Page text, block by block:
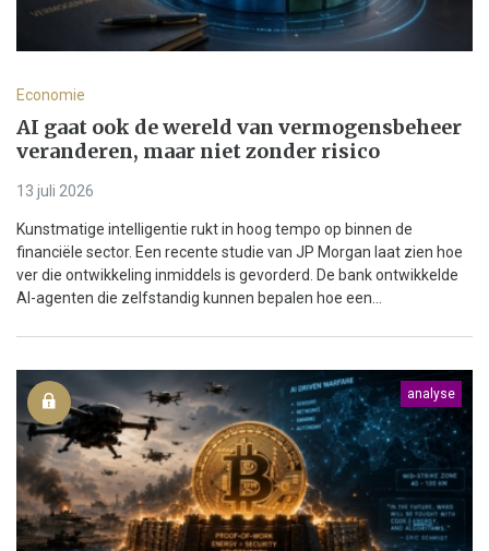
Economie
AI gaat ook de wereld van vermogensbeheer
veranderen, maar niet zonder risico
13 juli 2026
Kunstmatige intelligentie rukt in hoog tempo op binnen de
financiële sector. Een recente studie van JP Morgan laat zien hoe
ver die ontwikkeling inmiddels is gevorderd. De bank ontwikkelde
AI-agenten die zelfstandig kunnen bepalen hoe een...
analyse